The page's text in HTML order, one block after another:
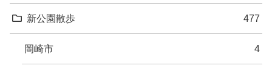
新公園散歩 477
岡崎市 4